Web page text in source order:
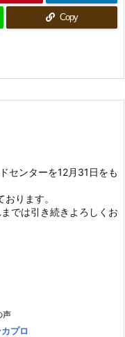
Copy
センターを12月31日をも
ります。
では引き続きよろしくお
声
プロ